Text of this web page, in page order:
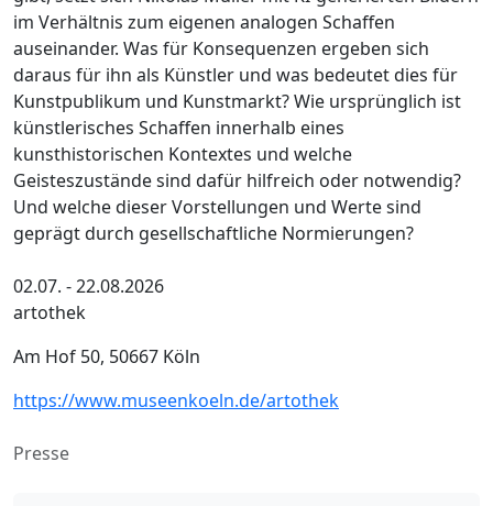
im Verhältnis zum eigenen analogen Schaffen
auseinander. Was für Konsequenzen ergeben sich
daraus für ihn als Künstler und was bedeutet dies für
Kunstpublikum und Kunstmarkt? Wie ursprünglich ist
künstlerisches Schaffen innerhalb eines
kunsthistorischen Kontextes und welche
Geisteszustände sind dafür hilfreich oder notwendig?
Und welche dieser Vorstellungen und Werte sind
geprägt durch gesellschaftliche Normierungen?
02.07. - 22.08.2026
artothek
Am Hof 50, 50667 Köln
https://www.museenkoeln.de/artothek
Presse